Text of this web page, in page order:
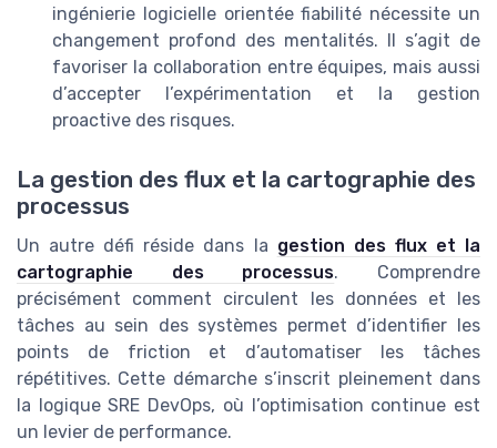
ingénierie logicielle orientée fiabilité nécessite un
changement profond des mentalités. Il s’agit de
favoriser la collaboration entre équipes, mais aussi
d’accepter l’expérimentation et la gestion
proactive des risques.
La gestion des flux et la cartographie des
processus
Un autre défi réside dans la gestion des flux et la
cartographie des processus. Comprendre
précisément comment circulent les données et les
tâches au sein des systèmes permet d’identifier les
points de friction et d’automatiser les tâches
répétitives. Cette démarche s’inscrit pleinement dans
la logique SRE DevOps, où l’optimisation continue est
un levier de performance.